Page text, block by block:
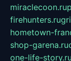
miraclecoon.ru
firehunters.ru
hometown-
shop-garena.ru
one-life-story.ru